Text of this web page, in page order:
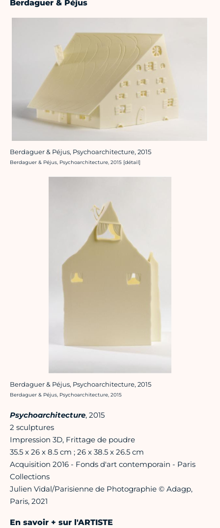
Berdaguer & Péjus
Berdaguer & Péjus, Psychoarchitecture, 2015
Crédit photo :
Berdaguer & Péjus, Psychoarchitecture, 2015 [détail]
Berdaguer & Péjus, Psychoarchitecture, 2015
Crédit photo :
Berdaguer & Péjus, Psychoarchitecture, 2015
Psychoarchitecture, 2015
2 sculptures
Impression 3D, Frittage de poudre
35.5 x 26 x 8.5 cm ; 26 x 38.5 x 26.5 cm
Acquisition 2016 - Fonds d'art contemporain - Paris
Collections
Julien Vidal/Parisienne de Photographie © Adagp,
Paris, 2021
En savoir + sur l'ARTISTE